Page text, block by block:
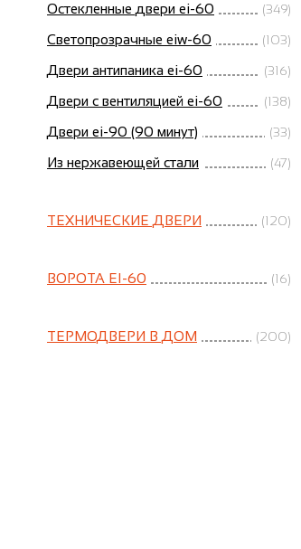
Остекленные двери ei-60 (349)
Светопрозрачные eiw-60 (103)
Двери антипаника ei-60 (316)
Двери с вентиляцией ei-60 (138)
Двери ei-90 (90 минут) (33)
Из нержавеющей стали (47)
ТЕХНИЧЕСКИЕ ДВЕРИ (120)
ВОРОТА EI-60 (16)
ТЕРМОДВЕРИ В ДОМ (200)